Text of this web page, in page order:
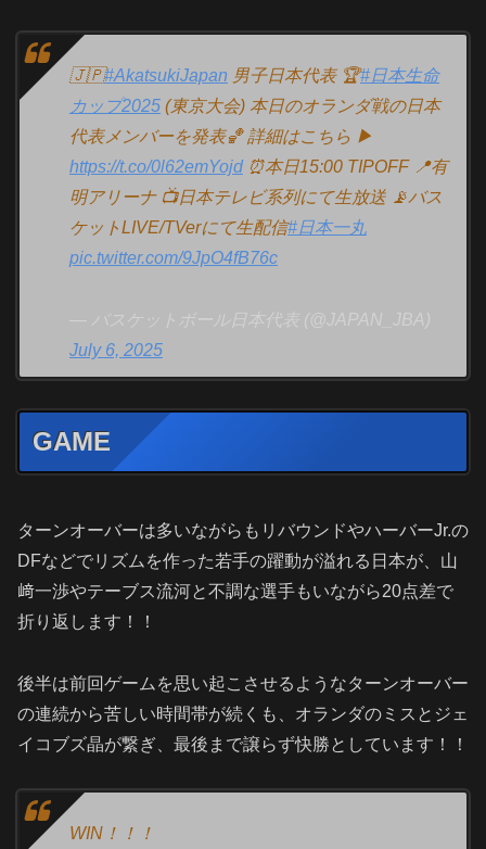
🇯🇵#AkatsukiJapan 男子日本代表 🏆#日本生命
カップ2025 (東京大会) 本日のオランダ戦の日本
代表メンバーを発表🏀 詳細はこちら ▶
https://t.co/0l62emYojd⏰本日15:00 TIPOFF 📍有
明アリーナ 📺日本テレビ系列にて生放送 📡バス
ケットLIVE/TVerにて生配信#日本一丸
pic.twitter.com/9JpO4fB76c
— バスケットボール日本代表 (@JAPAN_JBA)
July 6, 2025
GAME
ターンオーバーは多いながらもリバウンドやハーバーJr.の
DFなどでリズムを作った若手の躍動が溢れる日本が、山
﨑一渉やテーブス流河と不調な選手もいながら20点差で
折り返します！！
後半は前回ゲームを思い起こさせるようなターンオーバー
の連続から苦しい時間帯が続くも、オランダのミスとジェ
イコブズ晶が繋ぎ、最後まで譲らず快勝としています！！
WIN！！！